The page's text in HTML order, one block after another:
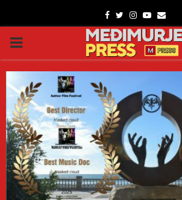
Facebook
TwitterInstagram
Youtube
Email
PRIMARY
MENU